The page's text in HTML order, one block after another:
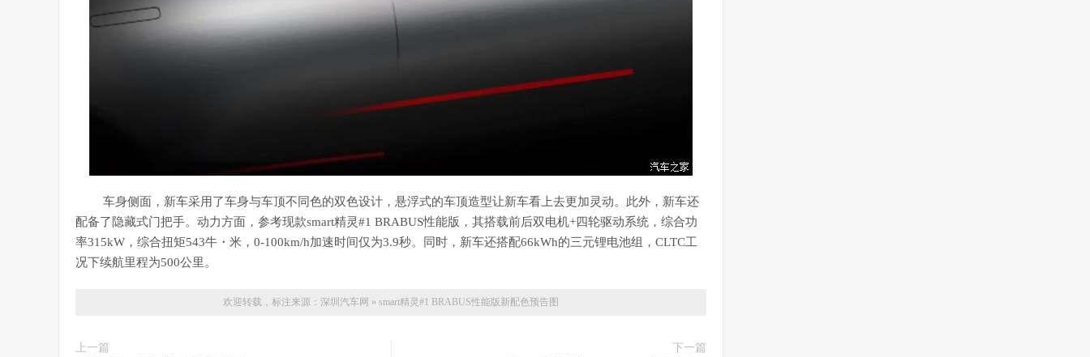
车身侧面，新车采用了车身与车顶不同色的双色设计，悬浮式的车顶造型让新车看上去更加灵动。此外，新车还
配备了隐藏式门把手。动力方面，参考现款smart精灵#1 BRABUS性能版，其搭载前后双电机+四轮驱动系统，综合功
率315kW，综合扭矩543牛・米，0-100km/h加速时间仅为3.9秒。同时，新车还搭配66kWh的三元锂电池组，CLTC工
况下续航里程为500公里。
欢迎转载，标注来源： 深圳汽车网 » smart精灵#1 BRABUS性能版新配色预告图
上一篇
下一篇